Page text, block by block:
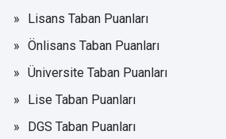
Lisans Taban Puanları
Önlisans Taban Puanları
Üniversite Taban Puanları
Lise Taban Puanları
DGS Taban Puanları